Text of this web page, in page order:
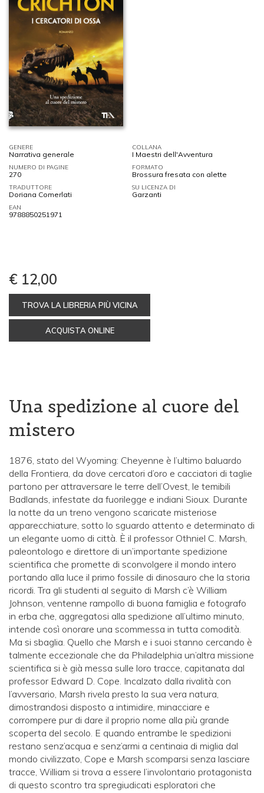
GENERE
Narrativa generale
COLLANA
I Maestri dell'Avventura
NUMERO DI PAGINE
270
FORMATO
Brossura fresata con alette
TRADUTTORE
Doriana Comerlati
SU LICENZA DI
Garzanti
EAN
9788850251971
€ 12,00
TROVA LA LIBRERIA PIÙ VICINA
ACQUISTA ONLINE
Una spedizione al cuore del
mistero
1876, stato del Wyoming: Cheyenne è l’ultimo baluardo
della Frontiera, da dove cercatori d’oro e cacciatori di taglie
partono per attraversare le terre dell’Ovest, le temibili
Badlands, infestate da fuorilegge e indiani Sioux. Durante
la notte da un treno vengono scaricate misteriose
apparecchiature, sotto lo sguardo attento e determinato di
un elegante uomo di città. È il professor Othniel C. Marsh,
paleontologo e direttore di un’importante spedizione
scientifica che promette di sconvolgere il mondo intero
portando alla luce il primo fossile di dinosauro che la storia
ricordi. Tra gli studenti al seguito di Marsh c’è William
Johnson, ventenne rampollo di buona famiglia e fotografo
in erba che, aggregatosi alla spedizione all’ultimo minuto,
intende così onorare una scommessa in tutta comodità.
Ma si sbaglia. Quello che Marsh e i suoi stanno cercando è
talmente eccezionale che da Philadelphia un’altra missione
scientifica si è già messa sulle loro tracce, capitanata dal
professor Edward D. Cope. Incalzato dalla rivalità con
l’avversario, Marsh rivela presto la sua vera natura,
dimostrandosi disposto a intimidire, minacciare e
corrompere pur di dare il proprio nome alla più grande
scoperta del secolo. E quando entrambe le spedizioni
restano senz’acqua e senz’armi a centinaia di miglia dal
mondo civilizzato, Cope e Marsh scomparsi senza lasciare
tracce, William si trova a essere l’involontario protagonista
di questo scontro tra spregiudicati esploratori che